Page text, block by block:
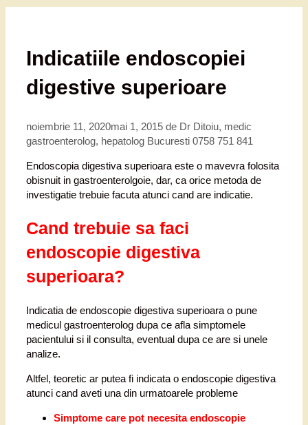
Indicatiile endoscopiei
digestive superioare
noiembrie 11, 2020mai 1, 2015 de Dr Ditoiu, medic
gastroenterolog, hepatolog Bucuresti 0758 751 841
Endoscopia digestiva superioara este o mavevra folosita
obisnuit in gastroenterolgoie, dar, ca orice metoda de
investigatie trebuie facuta atunci cand are indicatie.
Cand trebuie sa faci
endoscopie digestiva
superioara?
Indicatia de endoscopie digestiva superioara o pune
medicul gastroenterolog dupa ce afla simptomele
pacientului si il consulta, eventual dupa ce are si unele
analize.
Altfel, teoretic ar putea fi indicata o endoscopie digestiva
atunci cand aveti una din urmatoarele probleme
Simptome care pot necesita endoscopie